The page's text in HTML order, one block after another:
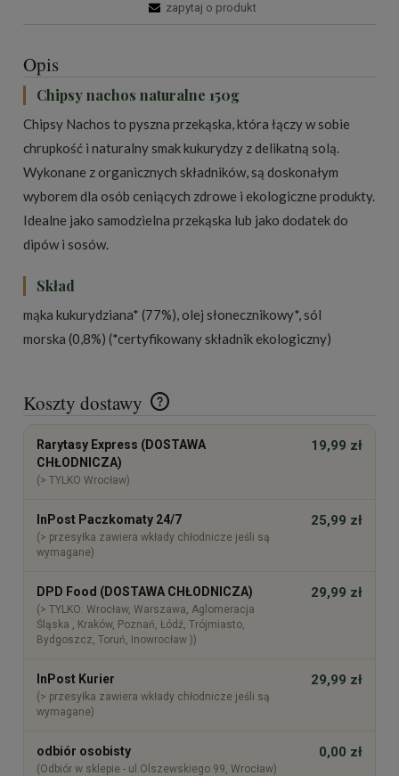
zapytaj o produkt
Opis
Chipsy nachos naturalne 150g
Chipsy Nachos to pyszna przekąska, która łączy w sobie
chrupkość i naturalny smak kukurydzy z delikatną solą.
Wykonane z organicznych składników, są doskonałym
wyborem dla osób ceniących zdrowe i ekologiczne produkty.
Idealne jako samodzielna przekąska lub jako dodatek do
dipów i sosów.
Skład
mąka kukurydziana* (77%), olej słonecznikowy*, sól
morska (0,8%) (*certyfikowany składnik ekologiczny)
Koszty dostawy
Cena nie zawiera ewentualnych kosztów płatności
Rarytasy Express (DOSTAWA
CHŁODNICZA)
(> TYLKO Wrocław)
19,99 zł
InPost Paczkomaty 24/7
(> przesyłka zawiera wkłady chłodnicze jeśli są
wymagane)
25,99 zł
DPD Food (DOSTAWA CHŁODNICZA)
(> TYLKO: Wrocław, Warszawa, Aglomeracja
Śląska , Kraków, Poznań, Łódź, Trójmiasto,
Bydgoszcz, Toruń, Inowrocław ))
29,99 zł
InPost Kurier
(> przesyłka zawiera wkłady chłodnicze jeśli są
wymagane)
29,99 zł
odbiór osobisty
(Odbiór w sklepie - ul.Olszewskiego 99, Wrocław)
0,00 zł